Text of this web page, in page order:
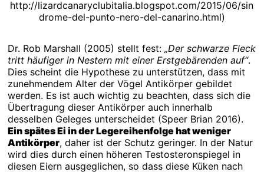
http://lizardcanaryclubitalia.blogspot.com/2015/06/sin
drome-del-punto-nero-del-canarino.html)
Dr. Rob Marshall (2005) stellt fest: „Der schwarze Fleck
tritt häufiger in Nestern mit einer Erstgebärenden auf“.
Dies scheint die Hypothese zu unterstützen, dass mit
zunehmendem Alter der Vögel Antikörper gebildet
werden. Es ist auch wichtig zu beachten, dass sich die
Übertragung dieser Antikörper auch innerhalb
desselben Geleges unterscheidet (Speer Brian 2016).
Ein spätes Ei in der Legereihenfolge hat weniger
Antikörper, daher ist der Schutz geringer. In der Natur
wird dies durch einen höheren Testosteronspiegel in
diesen Eiern ausgeglichen, so dass diese Küken nach